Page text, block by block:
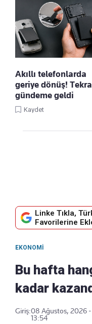
Akıllı telefonlarda
geriye dönüş!
gündeme geldi
Kaydet
Linke Tıkla,
Favorilerine
EKONOMI
Bu hafta
kadar
Giriş:08 Ağustos, 2026 -
13:54